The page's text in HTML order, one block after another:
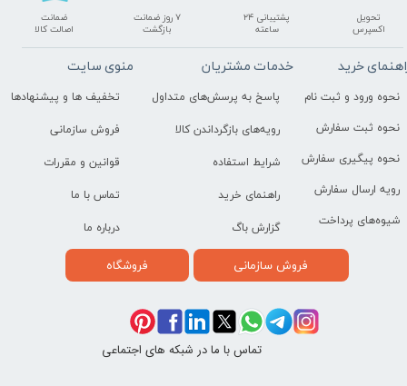
تحویل
اکسپرس
پشتیبانی ۲۴
ساعته
۷ روز ضمانت
بازگشت
ضمانت
اصالت کالا
خرید
نحوه ورود و ثبت نام
نحوه ثبت سفارش
نحوه پیگیری سفارش
رویه ارسال سفارش
شیوه‌های پرداخت
خدمات مشتریان
پاسخ به پرسش‌های متداول
رویه‌های بازگرداندن کالا
شرایط استفاده
راهنمای خرید
گزارش باگ
منوی سایت
تخفیف ها و پیشنهادها
فروش سازمانی
قوانین و مقررات
تماس با ما
درباره ما
فروش سازمانی فروشگاه
تماس با ما در شبکه های اجتماعی